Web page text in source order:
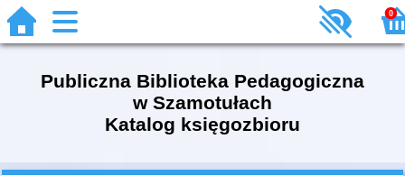
0
Publiczna Biblioteka Pedagogiczna
w Szamotułach
Katalog księgozbioru